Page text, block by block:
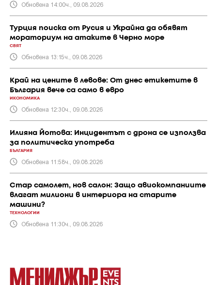
Обновена 14:00ч., 09.08.2026
Турция поиска от Русия и Украйна да обявят
мораториум на атаките в Черно море
СВЯТ
Обновена 13:15ч., 09.08.2026
Край на цените в левове: От днес етикетите в
България вече са само в евро
ИКОНОМИКА
Обновена 12:30ч., 09.08.2026
Илияна Йотова: Инцидентът с дрона се използва
за политическа употреба
БЪЛГАРИЯ
Обновена 11:58ч., 09.08.2026
Стар самолет, нов салон: Защо авиокомпаниите
влагат милиони в интериора на старите
машини?
ТЕХНОЛОГИИ
Обновена 11:30ч., 09.08.2026